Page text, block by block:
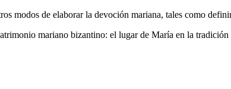
modos de elaborar la devoción mariana, tales como
mariano bizantino: el lugar de María en la